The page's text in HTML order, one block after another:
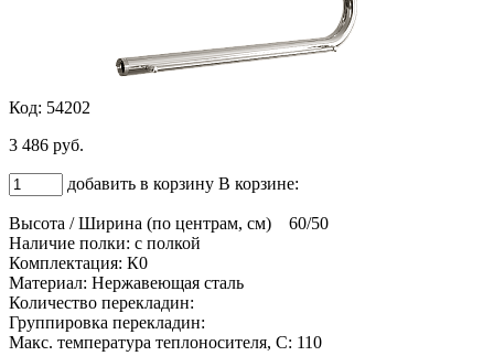
Код: 54202
3 486 руб.
добавить в корзину В корзине:
Высота / Ширина (по центрам, см) 60/50
Наличие полки: с полкой
Комплектация: К0
Материал: Нержавеющая сталь
Количество перекладин:
Группировка перекладин:
Макс. температура теплоносителя, C: 110